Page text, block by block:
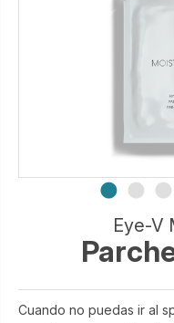
Eye-V
Cuando no puedas ir al